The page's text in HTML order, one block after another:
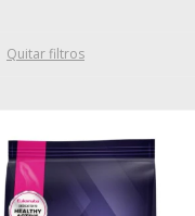
Quitar filtros